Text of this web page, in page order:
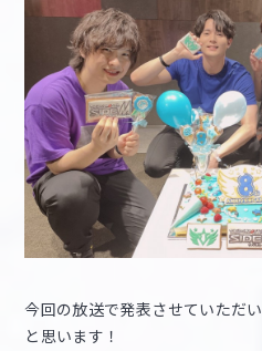
今回の放送で発表させていただ
と思います！